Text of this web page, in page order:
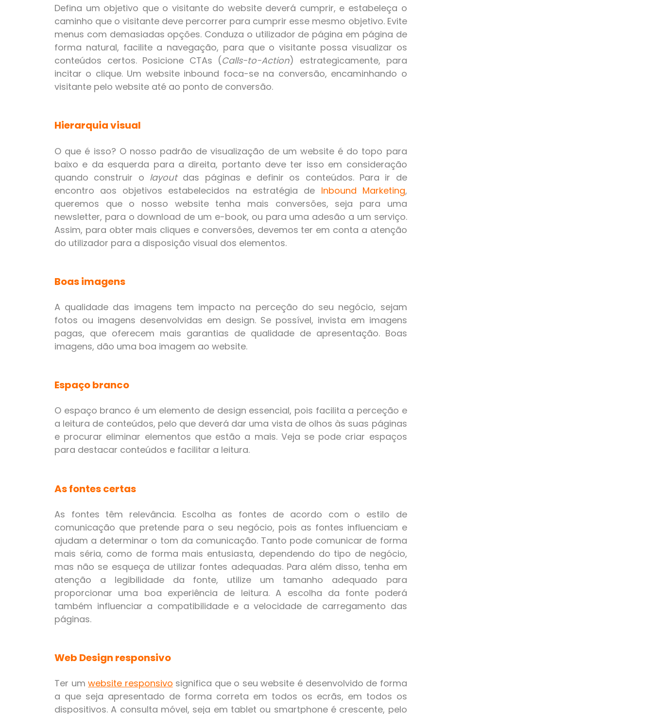
Defina um objetivo que o visitante do website deverá cumprir, e estabeleça o
caminho que o visitante deve percorrer para cumprir esse mesmo objetivo. Evite
menus com demasiadas opções. Conduza o utilizador de página em página de
forma natural, facilite a navegação, para que o visitante possa visualizar os
conteúdos certos. Posicione CTAs (Calls-to-Action) estrategicamente, para
incitar o clique. Um website inbound foca-se na conversão, encaminhando o
visitante pelo website até ao ponto de conversão.
Hierarquia visual
O que é isso? O nosso padrão de visualização de um website é do topo para
baixo e da esquerda para a direita, portanto deve ter isso em consideração
quando construir o layout das páginas e definir os conteúdos. Para ir de
encontro aos objetivos estabelecidos na estratégia de Inbound Marketing,
queremos que o nosso website tenha mais conversões, seja para uma
newsletter, para o download de um e-book, ou para uma adesão a um serviço.
Assim, para obter mais cliques e conversões, devemos ter em conta a atenção
do utilizador para a disposição visual dos elementos.
Boas imagens
A qualidade das imagens tem impacto na perceção do seu negócio, sejam
fotos ou imagens desenvolvidas em design. Se possível, invista em imagens
pagas, que oferecem mais garantias de qualidade de apresentação. Boas
imagens, dão uma boa imagem ao website.
Espaço branco
O espaço branco é um elemento de design essencial, pois facilita a perceção e
a leitura de conteúdos, pelo que deverá dar uma vista de olhos às suas páginas
e procurar eliminar elementos que estão a mais. Veja se pode criar espaços
para destacar conteúdos e facilitar a leitura.
As fontes certas
As fontes têm relevância. Escolha as fontes de acordo com o estilo de
comunicação que pretende para o seu negócio, pois as fontes influenciam e
ajudam a determinar o tom da comunicação. Tanto pode comunicar de forma
mais séria, como de forma mais entusiasta, dependendo do tipo de negócio,
mas não se esqueça de utilizar fontes adequadas. Para além disso, tenha em
atenção a legibilidade da fonte, utilize um tamanho adequado para
proporcionar uma boa experiência de leitura. A escolha da fonte poderá
também influenciar a compatibilidade e a velocidade de carregamento das
páginas.
Web Design responsivo
Ter um website responsivo significa que o seu website é desenvolvido de forma
a que seja apresentado de forma correta em todos os ecrãs, em todos os
dispositivos. A consulta móvel, seja em tablet ou smartphone é crescente, pelo